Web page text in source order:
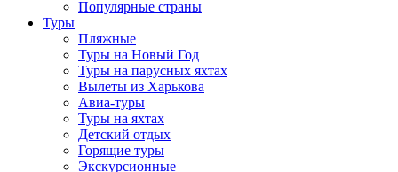
Популярные страны
Туры
Пляжные
Туры на Новый Год
Туры на парусных яхтах
Вылеты из Харькова
Авиа-туры
Туры на яхтах
Детский отдых
Горящие туры
Экскурсионные